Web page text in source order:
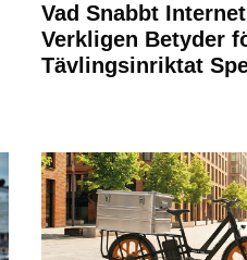
Vad Snabbt Internet
Verkligen Betyder
Tävlingsinriktat